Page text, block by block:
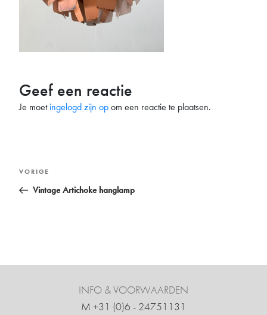
Geef een reactie
Je moetingelogd zijn opom een reactie te plaatsen.
Bericht
navigatie
Vorig
bericht
VORIGE
Vintage Artichoke hanglamp
INFO & VOORWAARDEN
M +31 ‍(0)6 - 24751131